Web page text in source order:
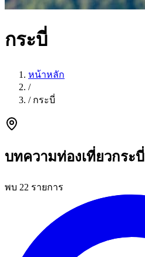
กระบี่
หน้าหลัก
/
/ กระบี่
บทความท่องเที่ยวกระบี่
พบ 22 รายการ